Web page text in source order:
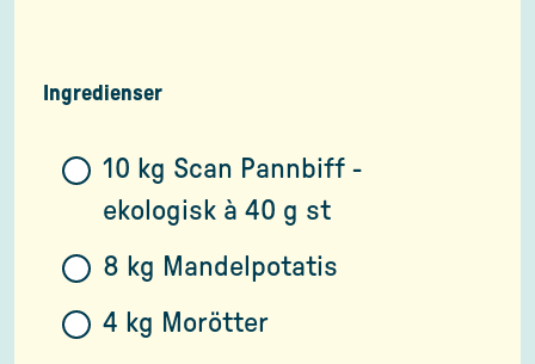
Ingredienser
10 kg Scan Pannbiff -
ekologisk à 40 g st
8 kg Mandelpotatis
4 kg Morötter